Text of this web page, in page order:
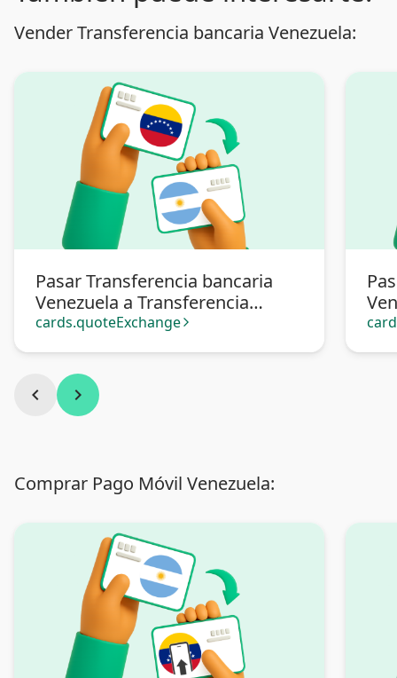
Vender Transferencia bancaria Venezuela:
Pasar Transferencia bancaria
Venezuela a Transferencia
bancaria Argentina
cards.quoteExchange arrow_forward_ios
chevron_left chevron_right
Comprar Pago Móvil Venezuela: